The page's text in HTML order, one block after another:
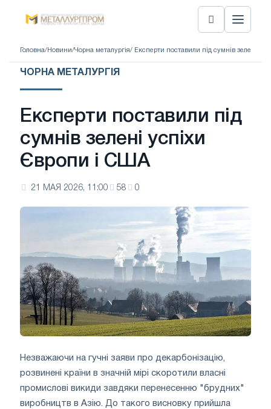
Головна/ Новини/Чорна металургія/ Експерти поставили під сумнів зелені
ЧОРНА МЕТАЛУРГІЯ
Експерти поставили під
сумнів зелені успіхи
Європи і США
21 МАЯ 2026, 11:00 58 0
Незважаючи на гучні заяви про декарбонізацію,
розвинені країни в значній мірі скоротили власні
промислові викиди завдяки перенесенню "брудних"
виробництв в Азію. До такого висновку прийшла